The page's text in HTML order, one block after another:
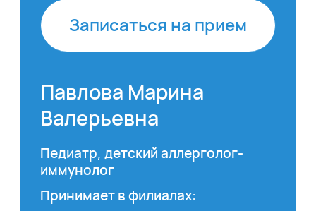
Записаться на прием
Павлова Марина
Валерьевна
Педиатр, детский аллерголог-
иммунолог
Принимает в филиалах: